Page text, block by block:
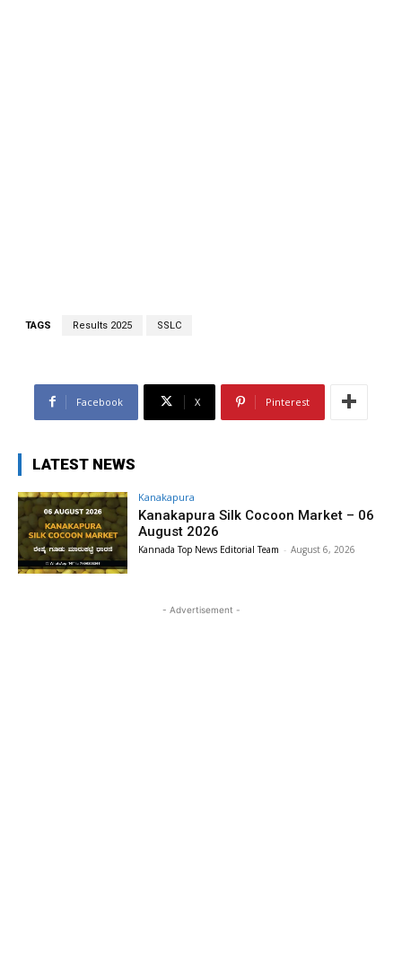
TAGS Results 2025 SSLC
Facebook X Pinterest
LATEST NEWS
Kanakapura
Kanakapura Silk Cocoon Market – 06
August 2026
Kannada Top News Editorial Team - August 6, 2026
- Advertisement -